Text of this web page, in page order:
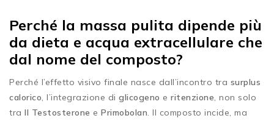
Perché la massa pulita dipende più
da dieta e acqua extracellulare che
dal nome del composto?
Perché l’effetto visivo finale nasce dall’incontro tra surplus
calorico, l’integrazione di glicogeno e ritenzione, non solo
tra Il Testosterone e Primobolan. Il composto incide, ma